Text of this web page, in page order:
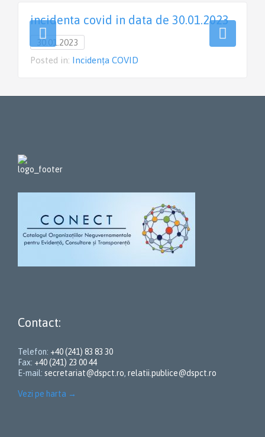
incidenta covid in data de 30.01.2023
30.01.2023
Posted in: Incidența COVID
Contact:
Telefon: +40 (241) 83 83 30
Fax: +40 (241) 23 00 44
E-mail: secretariat@dspct.ro, relatii.publice@dspct.ro
Vezi pe harta →